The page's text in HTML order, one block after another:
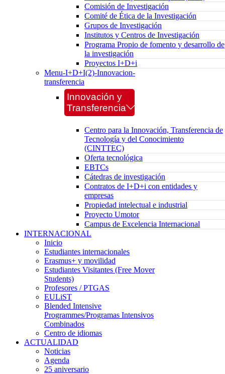
Comisión de Investigación
Comité de Ética de la Investigación
Grupos de Investigación
Institutos y Centros de Investigación
Programa Propio de fomento y desarrollo de
la investigación
Proyectos I+D+i
Menu-I+D+I(2)-Innovacion-
transferencia
Innovación y
Transferencia
Centro para la Innovación, Transferencia de
Tecnología y del Conocimiento
(CINTTEC)
Oferta tecnológica
EBTCs
Cátedras de investigación
Contratos de I+D+i con entidades y
empresas
Propiedad intelectual e industrial
Proyecto Umotor
Campus de Excelencia Internacional
INTERNACIONAL
Inicio
Estudiantes internacionales
Erasmus+ y movilidad
Estudiantes Visitantes (Free Mover
Students)
Profesores / PTGAS
EULiST
Blended Intensive
Programmes/Programas Intensivos
Combinados
Centro de idiomas
ACTUALIDAD
Noticias
Agenda
25 aniversario